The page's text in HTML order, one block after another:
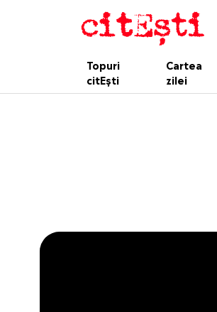
Topuri
citEști
Cartea
zilei
This
is
a